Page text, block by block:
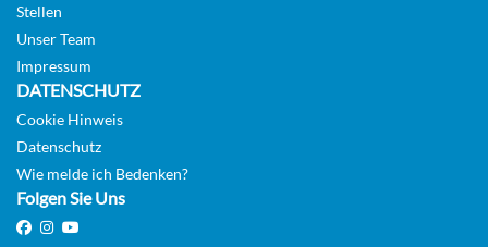
Stellen
Unser Team
Impressum
DATENSCHUTZ
Cookie Hinweis
Datenschutz
Wie melde ich Bedenken?
Folgen Sie Uns